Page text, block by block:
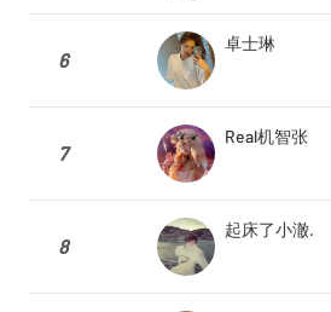
6
卓士琳
7
Real机智张
8
起床了小澈.